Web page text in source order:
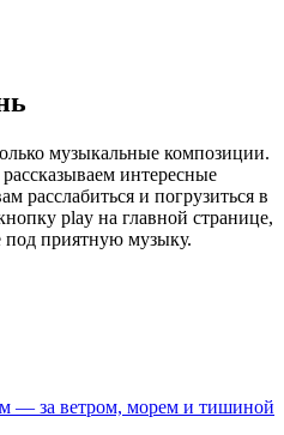
музыкальные композиции.
интересные
расслабиться и погрузиться в
play на главной странице,
под приятную музыку.